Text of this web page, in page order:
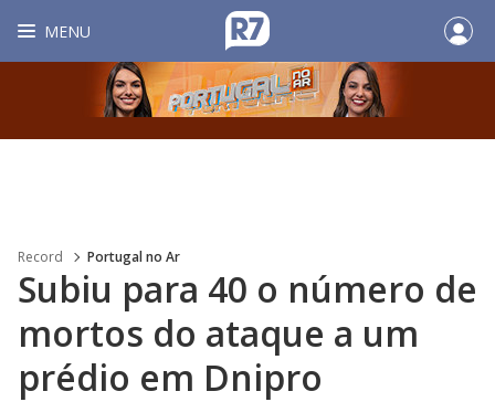
MENU
Record Portugal no Ar
Subiu para 40 o número de
mortos do ataque a um
prédio em Dnipro